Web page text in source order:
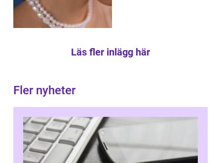
Läs fler inlägg här
Fler nyheter